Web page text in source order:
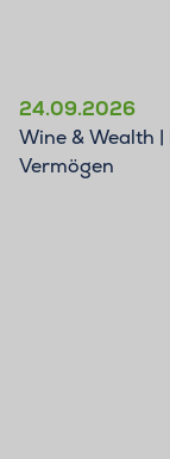
24.09.2026
Wine & Wealth
Vermögen